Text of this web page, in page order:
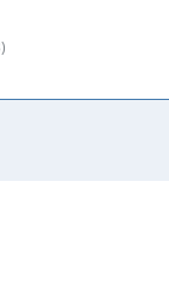
)